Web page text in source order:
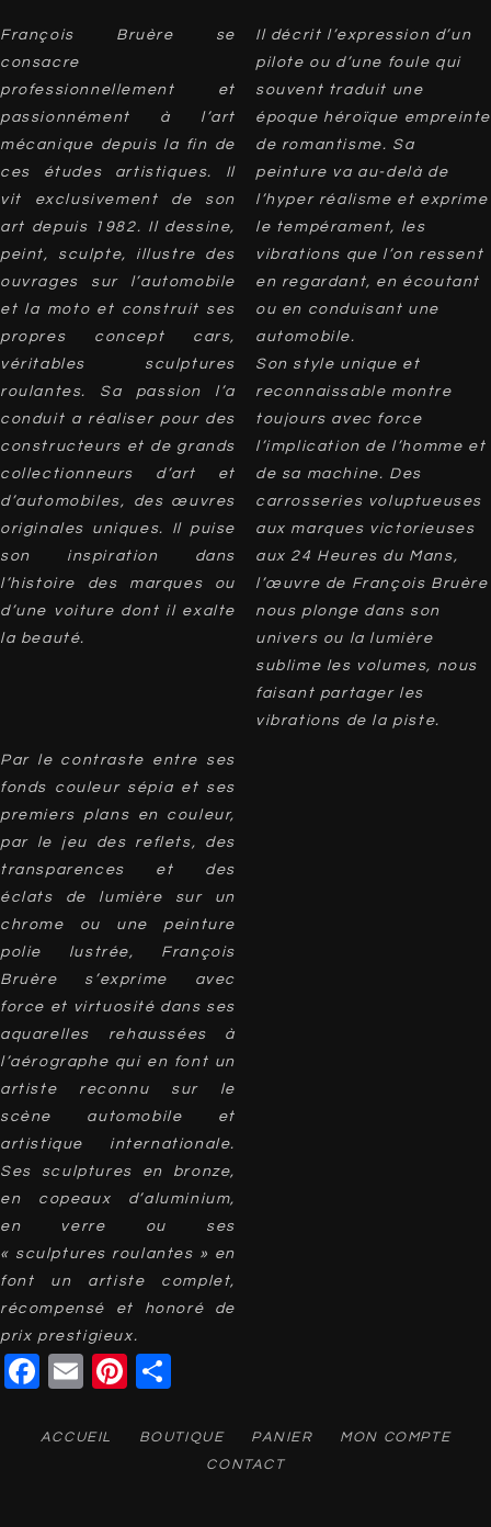
François Bruère se
consacre
professionnellement et
passionnément à l’art
mécanique depuis la fin de
ces études artistiques. Il
vit exclusivement de son
art depuis 1982. Il dessine,
peint, sculpte, illustre des
ouvrages sur l’automobile
et la moto et construit ses
propres concept cars,
véritables sculptures
roulantes. Sa passion l’a
conduit a réaliser pour des
constructeurs et de grands
collectionneurs d’art et
d’automobiles, des œuvres
originales uniques. Il puise
son inspiration dans
l’histoire des marques ou
d’une voiture dont il exalte
la beauté.
Il décrit l’expression d’un
pilote ou d’une foule qui
souvent traduit une
époque héroïque empreinte
de romantisme. Sa
peinture va au-delà de
l’hyper réalisme et exprime
le tempérament, les
vibrations que l’on ressent
en regardant, en écoutant
ou en conduisant une
automobile.
Son style unique et
reconnaissable montre
toujours avec force
l’implication de l’homme et
de sa machine. Des
carrosseries voluptueuses
aux marques victorieuses
aux 24 Heures du Mans,
l’œuvre de François Bruère
nous plonge dans son
univers ou la lumière
sublime les volumes, nous
faisant partager les
vibrations de la piste.
Par le contraste entre ses
fonds couleur sépia et ses
premiers plans en couleur,
par le jeu des reflets, des
transparences et des
éclats de lumière sur un
chrome ou une peinture
polie lustrée, François
Bruère s’exprime avec
force et virtuosité dans ses
aquarelles rehaussées à
l’aérographe qui en font un
artiste reconnu sur le
scène automobile et
artistique internationale.
Ses sculptures en bronze,
en copeaux d’aluminium,
en verre ou ses
« sculptures roulantes » en
font un artiste complet,
récompensé et honoré de
prix prestigieux.
Facebook
EmailPinterest
ACCUEIL BOUTIQUE PANIER
MON COMPTE
CONTACT